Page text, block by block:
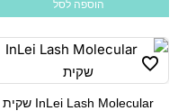
הוספה לסל
InLei Lash Molecular שקית